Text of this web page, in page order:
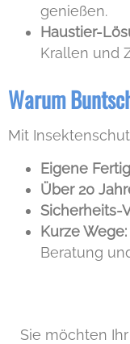
genießen.
Haustier-
Krallen und
Warum
Mit
Eigene
Über 20
Sicherheits-
Kurze Wege:
Beratung
Sie möchten